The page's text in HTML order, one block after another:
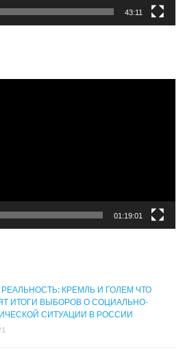
43:11
01:19:01
КРЕМЛЬ И ГОЛЕМ ЧТО
ИТОГИ ВЫБОРОВ О СОЦИАЛЬНО-
СИТУАЦИИ В РОССИИ